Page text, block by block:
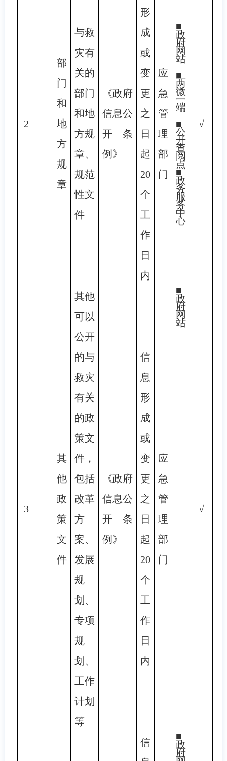
2
部
门
和
地
方
规
章
与救
灾有
关的
部门
和地
方规
章、
规范
性文
件
《政府
信息公
开条
例》
形
成
或
变
更
之
日
起
20
个
工
作
日
内
应
急
管
理
部
门
■
政
府
网
站
■
两
微
一
端
■
公
开
查
阅
点
■
政
务
服
务
中
心
√
3
其
他
政
策
文
件
其他
可以
公开
的与
救灾
有关
的政
策文
件，
包括
改革
方
案、
发展
规
划、
专项
规
划、
工作
计划
等
《政府
信息公
开条
例》
信
息
形
成
或
变
更
之
日
起
20
个
工
作
日
内
应
急
管
理
部
门
■
政
府
网
站
√
信
■
政
府